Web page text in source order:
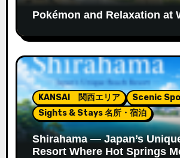
Pokémon and Relaxation at
KANSAI 関西エリア
Scenic
Sights & Stays 名所・宿泊
Shirahama — Japan’s
Resort Where Hot Springs